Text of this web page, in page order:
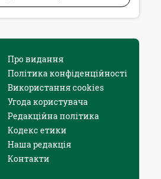
Про видання
Політика конфіденційності
Використання cookies
Угода користувача
Редакційна політика
Кодекс етики
Наша редакція
Контакти